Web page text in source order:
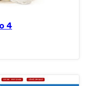
4
750.000 ₫.